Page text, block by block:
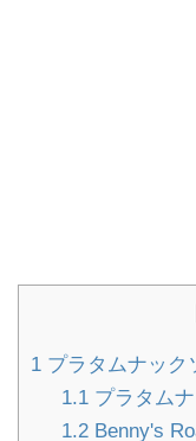
1 プラタムナック
1.1プラタムナ
1.2Benny's